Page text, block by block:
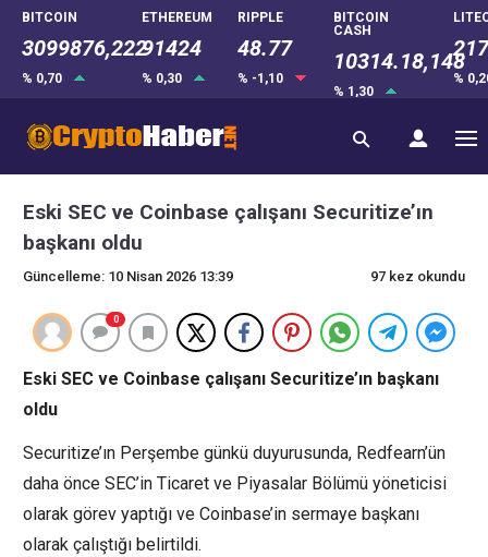
BITCOIN
3099876,222
% 0,70
ETHEREUM
91424
% 0,30
RIPPLE
48.77
% -1,10
BITCOIN
CASH
10314.18,148
% 1,30
%
Eski SEC ve Coinbase çalışanı Securitize’ın
başkanı oldu
Güncelleme: 10 Nisan 2026 13:39 97 kez okundu
0
Eski SEC ve Coinbase çalışanı Securitize’ın başkanı
oldu
Securitize’ın Perşembe günkü duyurusunda, Redfearn’ün
daha önce SEC’in Ticaret ve Piyasalar Bölümü yöneticisi
olarak görev yaptığı ve Coinbase’in sermaye başkanı
olarak çalıştığı belirtildi.